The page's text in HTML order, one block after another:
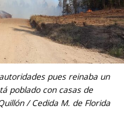
pues reinaba un
poblado con casas de
/ Cedida M. de Florida